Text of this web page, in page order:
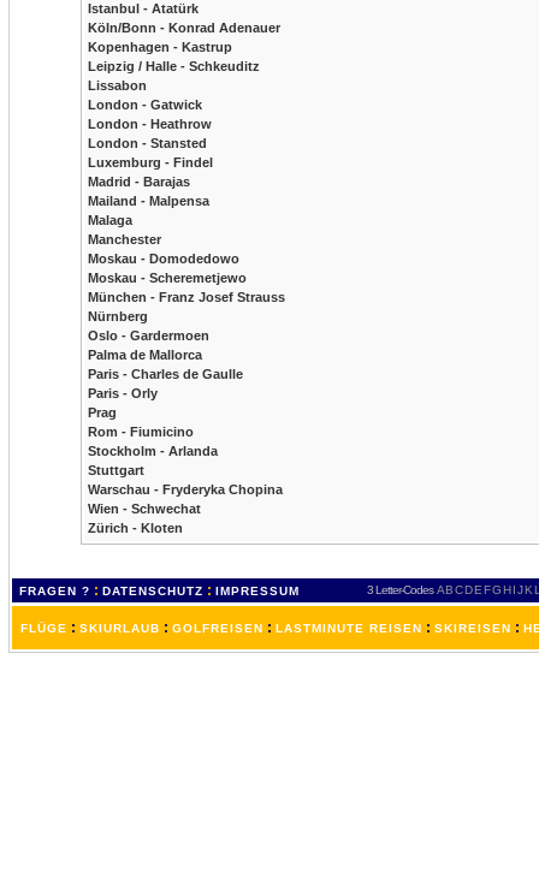
Istanbul - Atatürk
Köln/Bonn - Konrad Adenauer
Kopenhagen - Kastrup
Leipzig / Halle - Schkeuditz
Lissabon
London - Gatwick
London - Heathrow
London - Stansted
Luxemburg - Findel
Madrid - Barajas
Mailand - Malpensa
Malaga
Manchester
Moskau - Domodedowo
Moskau - Scheremetjewo
München - Franz Josef Strauss
Nürnberg
Oslo - Gardermoen
Palma de Mallorca
Paris - Charles de Gaulle
Paris - Orly
Prag
Rom - Fiumicino
Stockholm - Arlanda
Stuttgart
Warschau - Fryderyka Chopina
Wien - Schwechat
Zürich - Kloten
FRAGEN ? : DATENSCHUTZ : IMPRESSUM 3 Letter-Codes ABCDEFGH IJKL
FLÜGE : SKIURLAUB : GOLFREISEN : LASTMINUTE REISEN : SKIREISEN :